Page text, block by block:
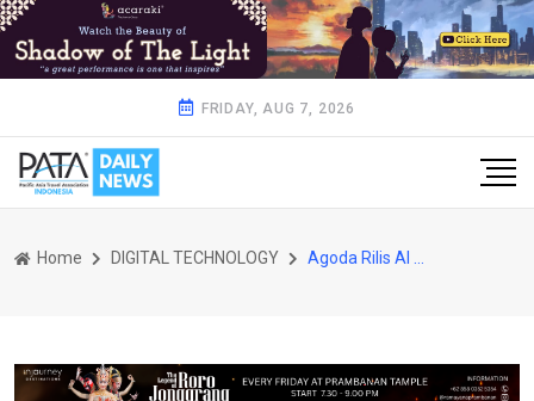
FRIDAY, AUG 7, 2026
Home DIGITAL TECHNOLOGY Agoda Rilis AI Developer Report 2025: Cara Insinyur Bekerja dengan AI di Seluruh Asia Tenggara dan India